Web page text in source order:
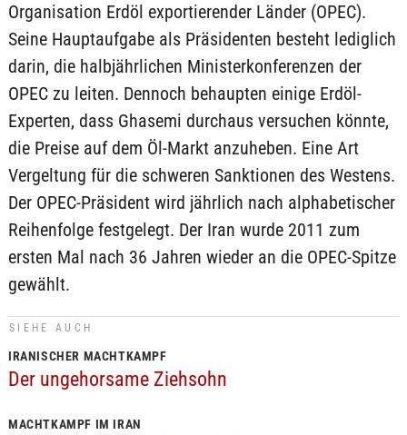
Organisation Erdöl exportierender Länder (OPEC).
Seine Hauptaufgabe als Präsidenten besteht lediglich
darin, die halbjährlichen Ministerkonferenzen der
OPEC zu leiten. Dennoch behaupten einige Erdöl-
Experten, dass Ghasemi durchaus versuchen könnte,
die Preise auf dem Öl-Markt anzuheben. Eine Art
Vergeltung für die schweren Sanktionen des Westens.
Der OPEC-Präsident wird jährlich nach alphabetischer
Reihenfolge festgelegt. Der Iran wurde 2011 zum
ersten Mal nach 36 Jahren wieder an die OPEC-Spitze
gewählt.
SIEHE AUCH
IRANISCHER MACHTKAMPF
Der ungehorsame Ziehsohn
MACHTKAMPF IM IRAN